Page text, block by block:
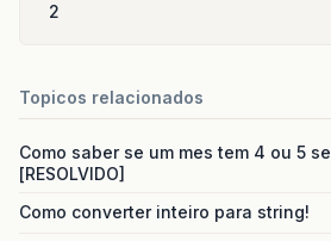
2
Topicos relacionados
Como saber se um mes tem 4 ou 5
[RESOLVIDO]
Como converter inteiro para string!